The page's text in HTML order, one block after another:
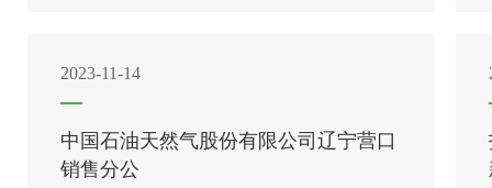
2023-11-14
中国石油天然气股份有限公司辽宁营口
销售分公